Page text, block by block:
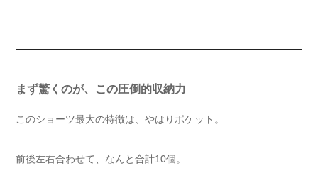
まず驚くのが、この圧倒的収納力
このショーツ最大の特徴は、やはりポケット。
前後左右合わせて、なんと合計10個。